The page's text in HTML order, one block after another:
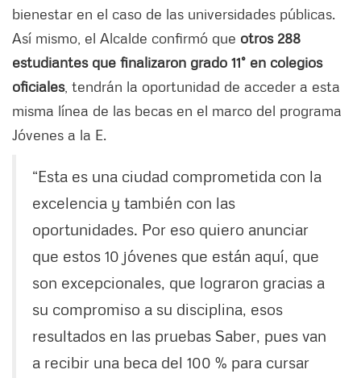
bienestar en el caso de las universidades públicas.
Así mismo, el Alcalde confirmó que otros 288
estudiantes que finalizaron grado 11° en colegios
oficiales, tendrán la oportunidad de acceder a esta
misma línea de las becas en el marco del programa
Jóvenes a la E.
“Esta es una ciudad comprometida con la
excelencia y también con las
oportunidades. Por eso quiero anunciar
que estos 10 jóvenes que están aquí, que
son excepcionales, que lograron gracias a
su compromiso a su disciplina, esos
resultados en las pruebas Saber, pues van
a recibir una beca del 100 % para cursar